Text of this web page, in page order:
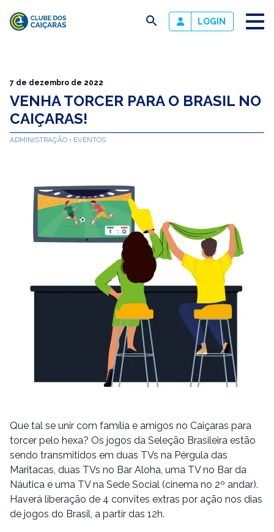
Caiçaras
busca LOGIN
7 de dezembro de 2022
VENHA TORCER PARA O BRASIL NO
CAIÇARAS!
ADMINISTRAÇÃO EVENTOS
Que tal se unir com família e amigos no Caiçaras para
torcer pelo hexa? Os jogos da Seleção Brasileira estão
sendo transmitidos em duas TVs na Pérgula das
Maritacas, duas TVs no Bar Aloha, uma TV no Bar da
Náutica e uma TV na Sede Social (cinema no 2º andar).
Haverá liberação de 4 convites extras por ação nos dias
de jogos do Brasil, a partir das 12h.